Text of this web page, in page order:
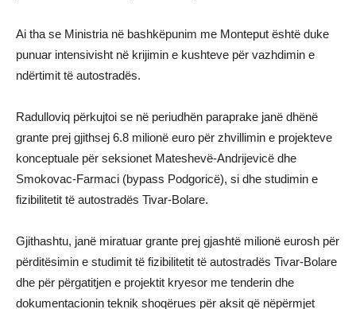
Ai tha se Ministria në bashkëpunim me Monteput është duke
punuar intensivisht në krijimin e kushteve për vazhdimin e
ndërtimit të autostradës.
Radulloviq përkujtoi se në periudhën paraprake janë dhënë
grante prej gjithsej 6.8 milionë euro për zhvillimin e projekteve
konceptuale për seksionet Mateshevë-Andrijevicë dhe
Smokovac-Farmaci (bypass Podgoricë), si dhe studimin e
fizibilitetit të autostradës Tivar-Bolare.
Gjithashtu, janë miratuar grante prej gjashtë milionë eurosh për
përditësimin e studimit të fizibilitetit të autostradës Tivar-Bolare
dhe për përgatitjen e projektit kryesor me tenderin dhe
dokumentacionin teknik shoqërues për aksit që nëpërmjet